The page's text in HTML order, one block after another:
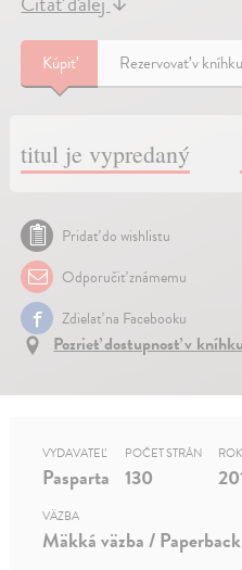
Kúpiť Rezervovať v
titul je vypredaný
Pridať do wishlistu
Odporučiť známemu
Zdielať na Facebooku
Pozrieť dostupnosť v
VYDAVATEĽ
Pasparta
POČET STRÁN
130
VÄZBA
Mäkká väzba / Paperback